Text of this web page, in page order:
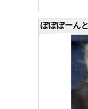
ぽぽぽーん